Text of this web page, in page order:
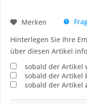
Merken
Hinterlegen Sie Ihre
über diesen Artikel
sobald der Artikel
sobald der Artikel
sobald der Artikel